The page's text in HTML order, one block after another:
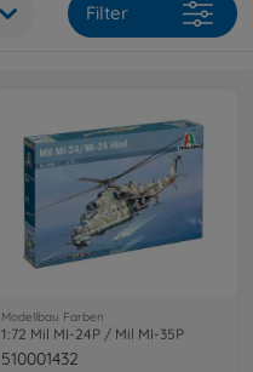
Filter
Modellbau Farben
1:72 Mil MI-24P / Mil MI-35P
510001432